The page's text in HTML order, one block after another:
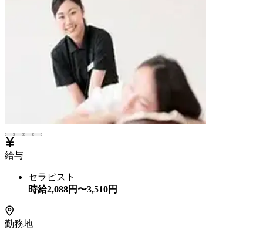
給与
セラピスト
時給2,088円〜3,510円
勤務地